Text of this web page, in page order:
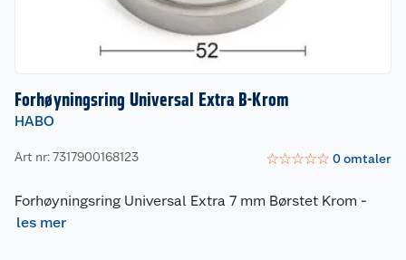
Forhøyningsring Universal Extra B-Krom
HABO
Art nr: 7317900168123 ☆☆☆☆☆ 0omtaler
Forhøyningsring Universal Extra 7 mm Børstet Krom -
les mer